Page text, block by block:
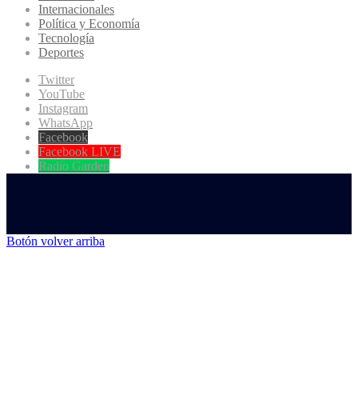
Internacionales
Política y Economía
Tecnología
Deportes
Twitter
YouTube
Instagram
WhatsApp
Facebook
Facebook LIVE
Radio Garden
Botón volver arriba